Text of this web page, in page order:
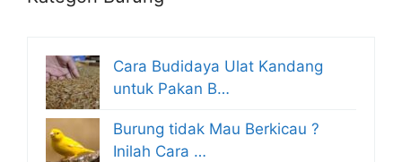
Cara Budidaya Ulat Kandang
untuk Pakan B…
Burung tidak Mau Berkicau ?
Inilah Cara …